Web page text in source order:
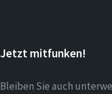
Jetzt mitfunken!
Bleiben Sie auch